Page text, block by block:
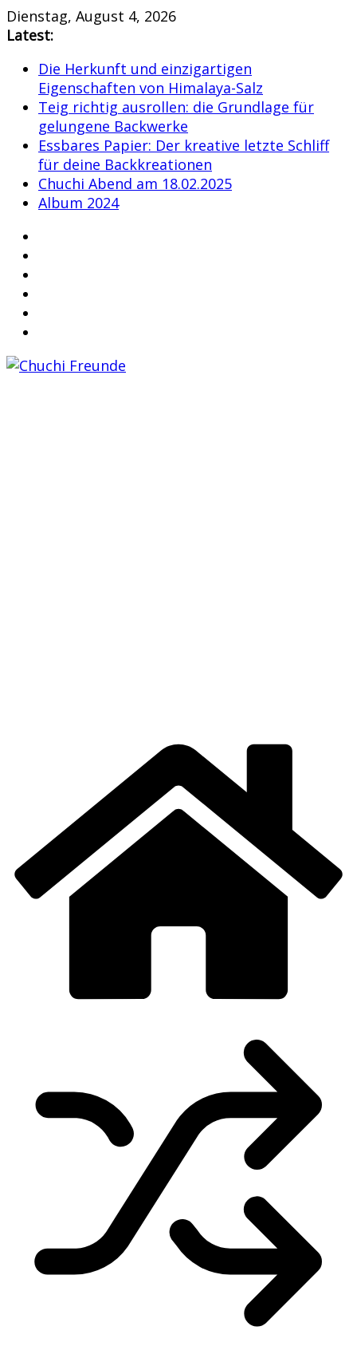
Skip
to
Dienstag, August 4, 2026
Latest:
Die Herkunft und einzigartigen
Eigenschaften von Himalaya-Salz
Teig richtig ausrollen: die Grundlage für
gelungene Backwerke
Essbares Papier: Der kreative letzte Schliff
für deine Backkreationen
Chuchi Abend am 18.02.2025
Album 2024